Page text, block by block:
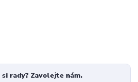
rady? Zavolejte nám.